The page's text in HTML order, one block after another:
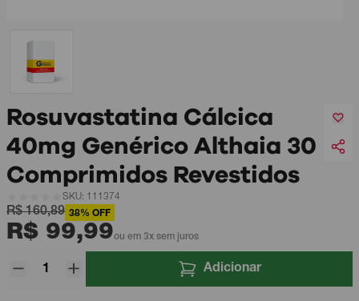
Rosuvastatina Cálcica
40mg Genérico Althaia 30
Comprimidos Revestidos
SKU: 111374
R$ 160,89 38% OFF
R$ 99,99ou em 3x sem juros
Adicionar